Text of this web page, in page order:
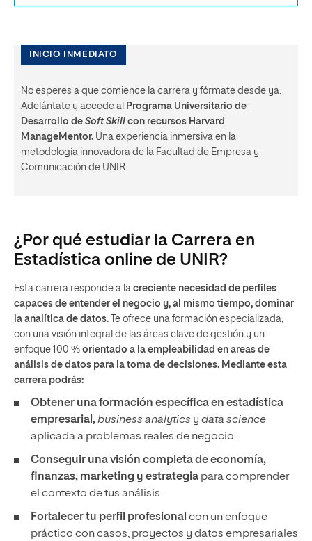
INICIO INMEDIATO
No esperes a que comience la carrera y fórmate desde ya.
Adelántate y accede al
Programa Universitario de
Desarrollo de Soft Skill con recursos Harvard
ManageMentor. Una experiencia inmersiva en la
metodología innovadora de la Facultad de Empresa y
Comunicación de UNIR.
¿Por qué estudiar la Carrera en
Estadística online de UNIR?
Esta carrera responde a la creciente necesidad de perfiles
capaces de entender el negocio y, al mismo tiempo, dominar
la analítica de datos.
Te ofrece una formación especializada,
con una visión integral de las áreas clave de gestión y un
enfoque 100 % orientado a la empleabilidad en areas de
análisis de datos para la toma de decisiones. Mediante esta
carrera podrás:
Obtener una formación específica en estadística
empresarial,business analytics y data science
aplicada a problemas reales de negocio.
Conseguir una visión completa de economía,
finanzas, marketing y estrategia para comprender
el contexto de tus análisis.
Fortalecer tu perfil profesional con un enfoque
práctico con casos, proyectos y datos empresariales